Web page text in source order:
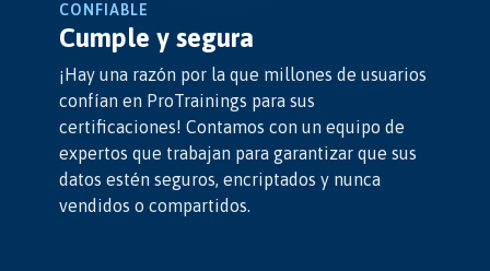
CONFIABLE
Cumple y segura
¡Hay una razón por la que millones de usuarios
confían en ProTrainings para sus
certificaciones! Contamos con un equipo de
expertos que trabajan para garantizar que sus
datos estén seguros, encriptados y nunca
vendidos o compartidos.